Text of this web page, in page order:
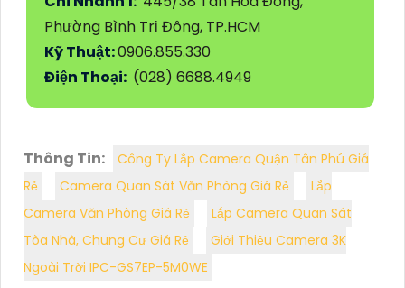
Phường Bình Trị Đông, TP.HCM
Kỹ Thuật:0906.855.330
Điện Thoại: (028) 6688.4949
Thông Tin:
Công Ty Lắp Camera Quận Tân Phú Giá
Rẻ
Camera Quan Sát Văn Phòng Giá Rẻ
Lắp
Camera Văn Phòng Giá Rẻ
Lắp Camera Quan Sát
Tòa Nhà, Chung Cư Giá Rẻ
Giới Thiệu Camera 3K
Ngoài Trời IPC-GS7EP-5M0WE